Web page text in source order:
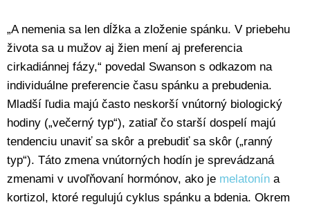
„A nemenia sa len dĺžka a zloženie spánku. V priebehu
života sa u mužov aj žien mení aj preferencia
cirkadiánnej fázy,“ povedal Swanson s odkazom na
individuálne preferencie času spánku a prebudenia.
Mladší ľudia majú často neskorší vnútorný biologický
hodiny („večerný typ“), zatiaľ čo starší dospelí majú
tendenciu unaviť sa skôr a prebudiť sa skôr („ranný
typ“). Táto zmena vnútorných hodín je sprevádzaná
zmenami v uvoľňovaní hormónov, ako je melatonín a
kortizol, ktoré regulujú cyklus spánku a bdenia. Okrem